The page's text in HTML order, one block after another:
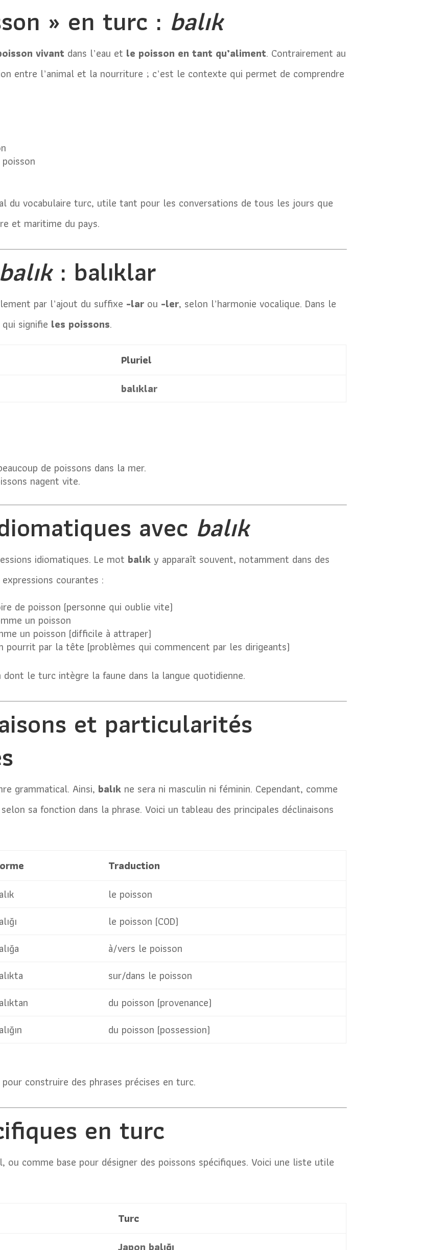
» en turc : balık
vivant dans l’eau et le poisson en tant qu’aliment. Contrairement au
entre l’animal et la nourriture ; c’est le contexte qui permet de comprendre
du vocabulaire turc, utile tant pour les conversations de tous les jours que
et maritime du pays.
balık: balıklar
par l’ajout du suffixe -lar ou -ler, selon l’harmonie vocalique. Dans le
signifie les poissons.
Pluriel
balıklar
de poissons dans la mer.
nagent vite.
avec balık
idiomatiques. Le mot balıky apparaît souvent, notamment dans des
courantes :
de poisson (personne qui oublie vite)
un poisson
un poisson (difficile à attraper)
pourrit par la tête (problèmes qui commencent par les dirigeants)
le turc intègre la faune dans la langue quotidienne.
et particularités
grammatical. Ainsi, balık ne sera ni masculin ni féminin. Cependant, comme
sa fonction dans la phrase. Voici un tableau des principales déclinaisons
Traduction
le poisson
le poisson (COD)
à/vers le poisson
sur/dans le poisson
du poisson (provenance)
du poisson (possession)
construire des phrases précises en turc.
en turc
comme base pour désigner des poissons spécifiques. Voici une liste utile
Turc